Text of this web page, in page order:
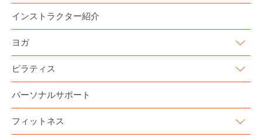
インストラクター紹介
ヨガ
ピラティス
パーソナルサポート
フィットネス